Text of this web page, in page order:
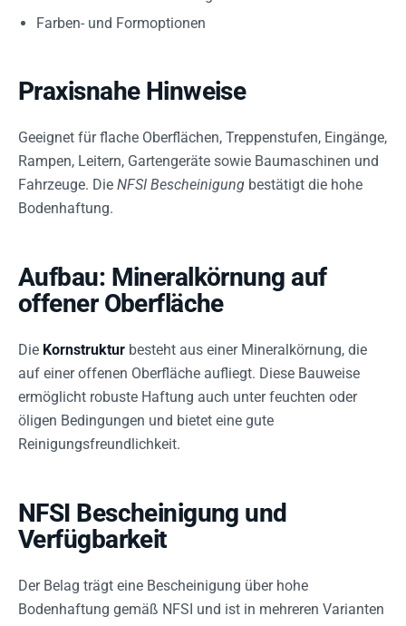
Farben- und Formoptionen
Praxisnahe Hinweise
Geeignet für flache Oberflächen, Treppenstufen, Eingänge,
Rampen, Leitern, Gartengeräte sowie Baumaschinen und
Fahrzeuge. Die NFSI Bescheinigung bestätigt die hohe
Bodenhaftung.
Aufbau: Mineralkörnung auf
offener Oberfläche
Die Kornstruktur besteht aus einer Mineralkörnung, die
auf einer offenen Oberfläche aufliegt. Diese Bauweise
ermöglicht robuste Haftung auch unter feuchten oder
öligen Bedingungen und bietet eine gute
Reinigungsfreundlichkeit.
NFSI Bescheinigung und
Verfügbarkeit
Der Belag trägt eine Bescheinigung über hohe
Bodenhaftung gemäß NFSI und ist in mehreren Varianten